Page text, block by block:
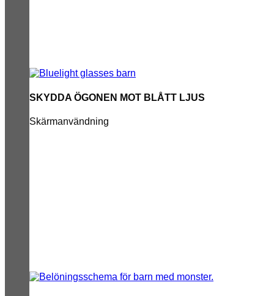
SKYDDA ÖGONEN MOT BLÅTT LJUS
Skärmanvändning